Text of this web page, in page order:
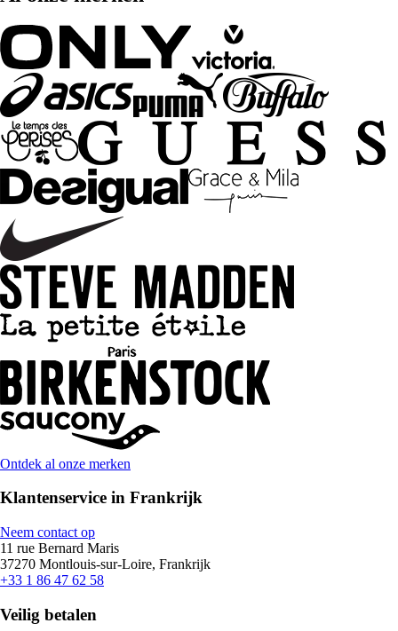
Ontdek al onze merken
Klantenservice in Frankrijk
Neem contact op
11 rue Bernard Maris
37270 Montlouis-sur-Loire, Frankrijk
+33 1 86 47 62 58
Veilig betalen